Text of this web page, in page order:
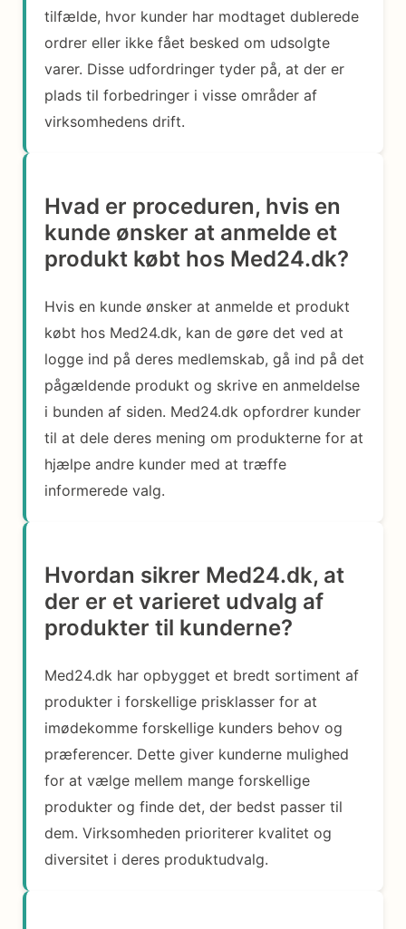
tilfælde, hvor kunder har modtaget dublerede
ordrer eller ikke fået besked om udsolgte
varer. Disse udfordringer tyder på, at der er
plads til forbedringer i visse områder af
virksomhedens drift.
Hvad er proceduren, hvis en
kunde ønsker at anmelde et
produkt købt hos Med24.dk?
Hvis en kunde ønsker at anmelde et produkt
købt hos Med24.dk, kan de gøre det ved at
logge ind på deres medlemskab, gå ind på det
pågældende produkt og skrive en anmeldelse
i bunden af siden. Med24.dk opfordrer kunder
til at dele deres mening om produkterne for at
hjælpe andre kunder med at træffe
informerede valg.
Hvordan sikrer Med24.dk, at
der er et varieret udvalg af
produkter til kunderne?
Med24.dk har opbygget et bredt sortiment af
produkter i forskellige prisklasser for at
imødekomme forskellige kunders behov og
præferencer. Dette giver kunderne mulighed
for at vælge mellem mange forskellige
produkter og finde det, der bedst passer til
dem. Virksomheden prioriterer kvalitet og
diversitet i deres produktudvalg.